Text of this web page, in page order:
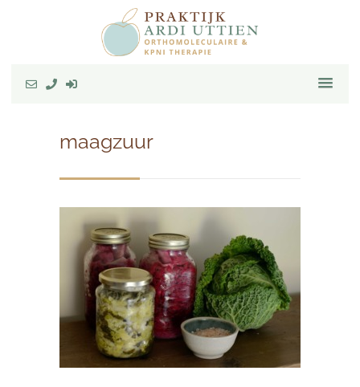
maagzuur